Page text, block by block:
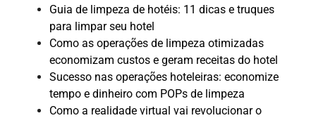
Guia de limpeza de hotéis: 11 dicas e truques
para limpar seu hotel
Como as operações de limpeza otimizadas
economizam custos e geram receitas do hotel
Sucesso nas operações hoteleiras: economize
tempo e dinheiro com POPs de limpeza
Como a realidade virtual vai revolucionar o